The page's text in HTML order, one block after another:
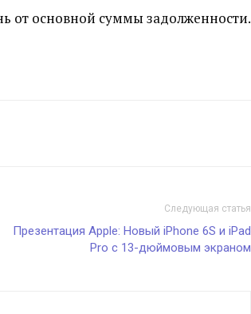
от основной суммы задолженности.
Следующая статья
Презентация Apple: Новый iPhone 6S и iPad
Pro с 13-дюймовым экраном